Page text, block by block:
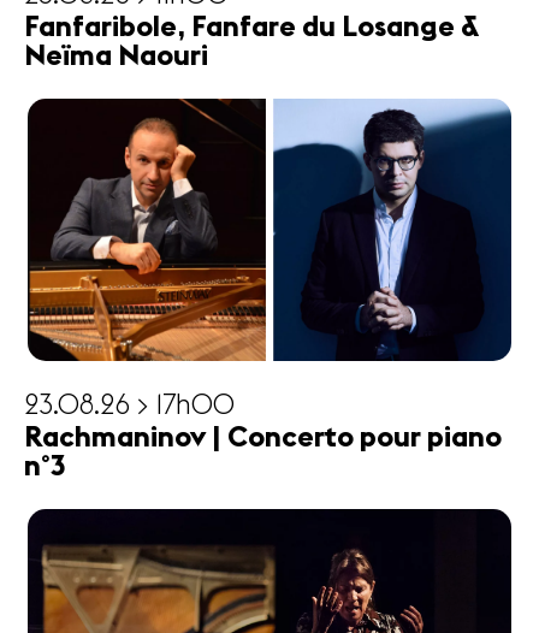
Fanfaribole, Fanfare du Losange &
Neïma Naouri
23.08.26 > 17h00
Rachmaninov | Concerto pour piano
n°3